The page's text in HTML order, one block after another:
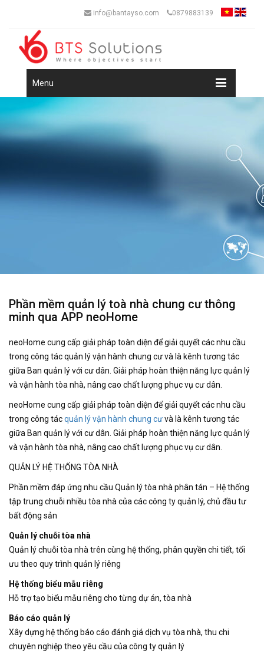
info@bantayso.com 0879883139
Menu
Phần mềm quản lý toà nhà chung cư thông
minh qua APP neoHome
neoHome cung cấp giải pháp toàn diện để giải quyết các nhu cầu
trong công tác quản lý vận hành chung cư và là kênh tương tác
giữa Ban quản lý với cư dân. Giải pháp hoàn thiện năng lực quản lý
và vận hành tòa nhà, nâng cao chất lượng phục vụ cư dân.
neoHome cung cấp giải pháp toàn diện để giải quyết các nhu cầu
trong công tácquản lý vận hành chung cưvà là kênh tương tác
giữa Ban quản lý với cư dân. Giải pháp hoàn thiện năng lực quản lý
và vận hành tòa nhà, nâng cao chất lượng phục vụ cư dân.
QUẢN LÝ HỆ THỐNG TÒA NHÀ
Phần mềm đáp ứng nhu cầu Quản lý tòa nhà phân tán – Hệ thống
tập trung chuỗi nhiều tòa nhà của các công ty quản lý, chủ đầu tư
bất động sản
Quản lý chuỗi tòa nhà
Quản lý chuỗi tòa nhà trên cùng hệ thống, phân quyền chi tiết, tối
ưu theo quy trình quản lý riêng
Hệ thống biểu mẫu riêng
Hỗ trợ tạo biểu mẫu riêng cho từng dự án, tòa nhà
Báo cáo quản lý
Xây dựng hệ thống báo cáo đánh giá dịch vụ tòa nhà, thu chi
chuyên nghiệp theo yêu cầu của công ty quản lý